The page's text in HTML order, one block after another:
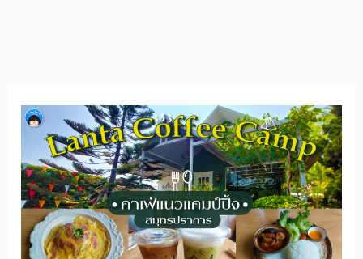
Lanta
Coffee
Camp
คาเฟ่
แนว
แคม
ป์